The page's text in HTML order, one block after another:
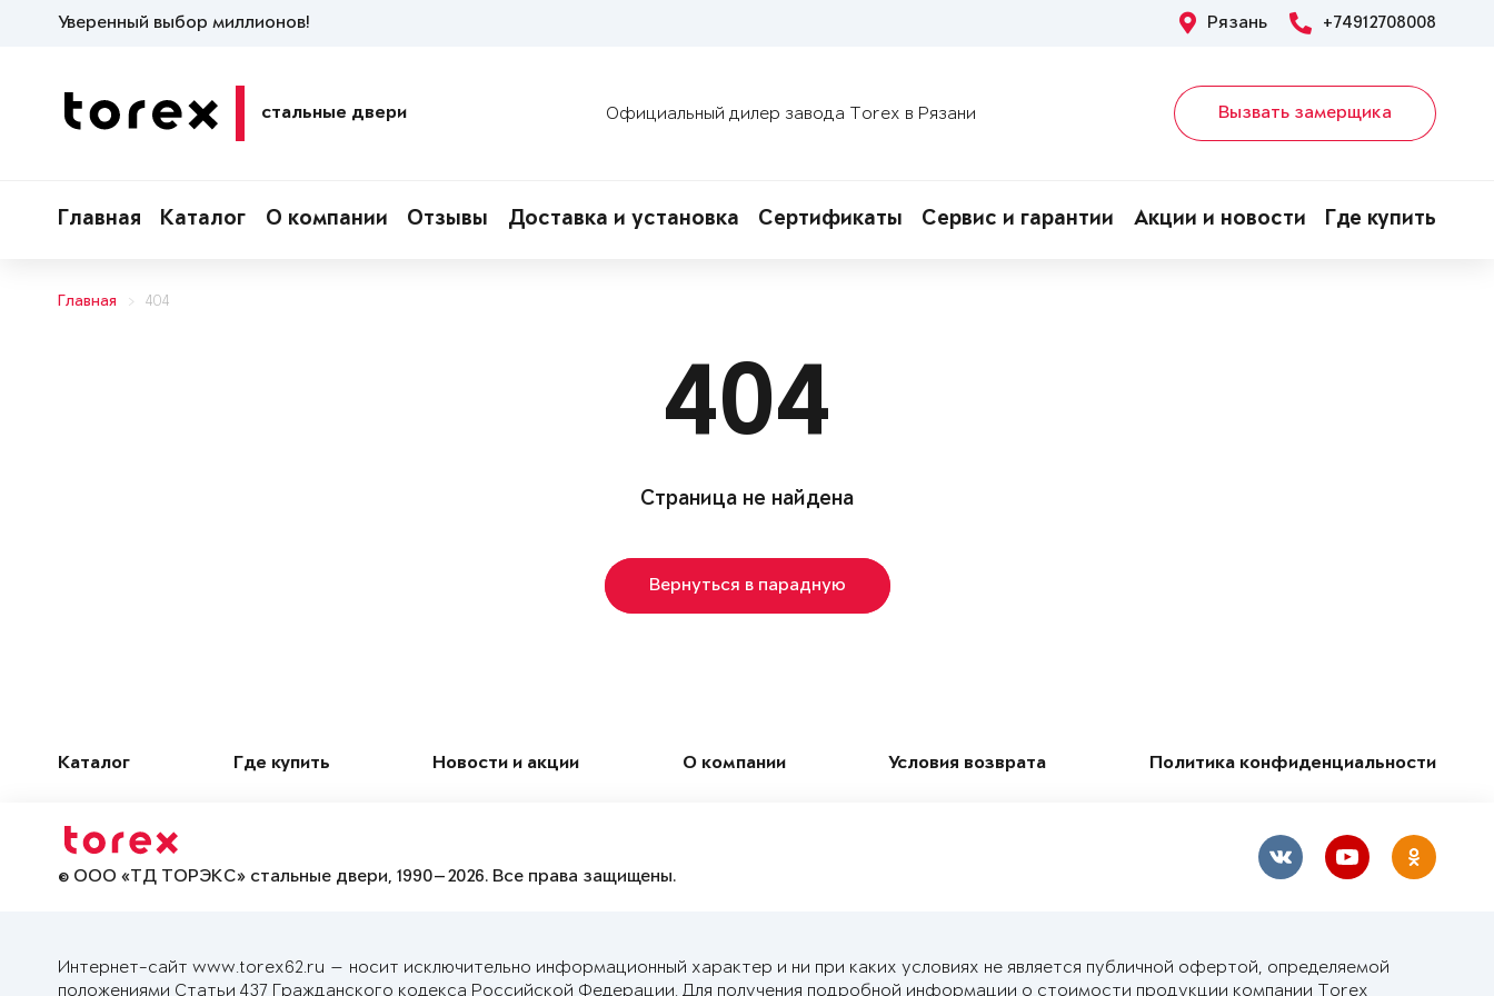
Уверенный выбор миллионов! Рязань +74912708008
стальные двери Официальный дилер завода Torex в Рязани Вызвать замерщика
Главная Каталог О компании Отзывы Доставка и установка Сертификаты Сервис и гарантии Акции и новости Где купить
Главная 404
404
Страница не найдена
Вернуться в парадную
Каталог Где купить Новости и акции О компании Условия возврата Политика конфиденциальности
© ООО «ТД ТОРЭКС» стальные двери, 1990—2026. Все права защищены.
Интернет-сайт www.torex62.ru — носит исключительно информационный характер и ни при каких условиях не является публичной офертой, определяемой
положениями Статьи 437 Гражданского кодекса Российской Федерации. Для получения подробной информации о стоимости продукции компании Torex